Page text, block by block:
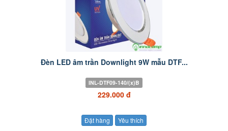
Đèn LED âm trần Downlight 9W mẫu DTF...
INL-DTF09-140/(x)B
229.000 đ
Đặt hàng Yêu thích